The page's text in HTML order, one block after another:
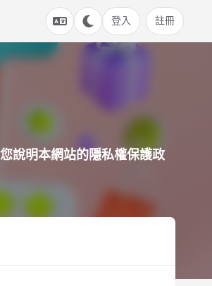
登入 註冊
說明本網站的隱私權保護政